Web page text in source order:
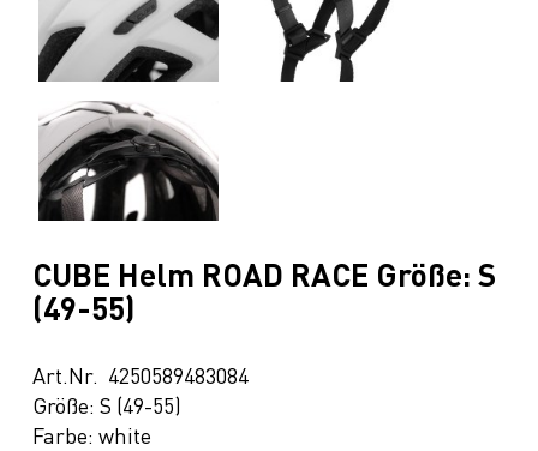
CUBE Helm ROAD RACE Größe: S
(49-55)
Art.Nr. 4250589483084
Größe: S (49-55)
Farbe: white